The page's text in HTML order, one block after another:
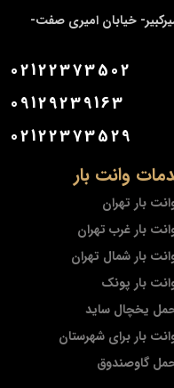
وانت بار
بار تهران
بار غرب تهران
بار شمال تهران
بار پونک
یخچال ساید
بار برای شهرستان
گاوصندوق
خیابان امیری صفت-
02122373502
09129239163
02122373529